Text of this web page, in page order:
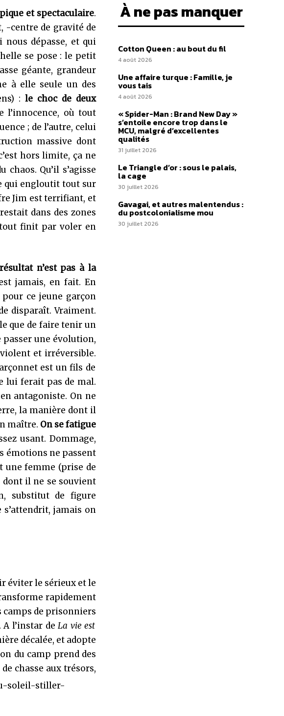
et spectaculaire.
-centre de gravité de
dépasse, et qui
se pose : le petit
géante, grandeur
à elle seule un des
: le choc de deux
l’innocence, où tout
; de l’autre, celui
massive dont
hors limite, ça ne
Qu’il s’agisse
qui engloutit tout sur
Jim est terrifiant, et
dans des zones
tout finit par voler en
n’est pas à la
jamais, en fait. En
ce jeune garçon
disparaît. Vraiment.
que de faire tenir un
une évolution,
et irréversible.
est un fils de
lui ferait pas de mal.
antagoniste. On ne
la manière dont il
maître. On se fatigue
usant. Dommage,
émotions ne passent
une femme (prise de
dont il ne se souvient
substitut de figure
jamais on
éviter le sérieux et le
rapidement
camps de prisonniers
A l’instar deLa vie est
décalée, et adopte
du camp prend des
chasse aux trésors,
À ne pas manquer
Cotton Queen : au bout du fil
4 août 2026
Une affaire turque : Famille, je
vous tais
4 août 2026
« Spider-Man : Brand New Day »
s’entoile encore trop dans le
MCU, malgré d’excellentes
qualités
31 juillet 2026
Le Triangle d’or : sous le palais,
la cage
30 juillet 2026
Gavagai, et autres malentendus :
du postcolonialisme mou
30 juillet 2026